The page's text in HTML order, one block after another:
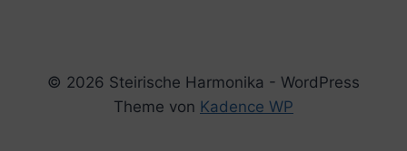
© 2026 Steirische Harmonika - WordPress
Theme von Kadence WP